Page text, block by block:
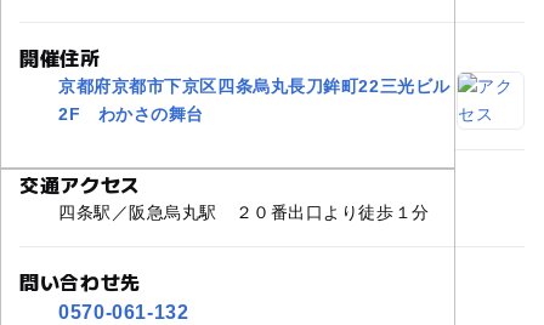
開催住所
京都府京都市下京区四条烏丸長刀鉾町22三光ビル
2F わかさの舞台
交通アクセス
四条駅／阪急烏丸駅 ２０番出口より徒歩１分
問い合わせ先
0570-061-132